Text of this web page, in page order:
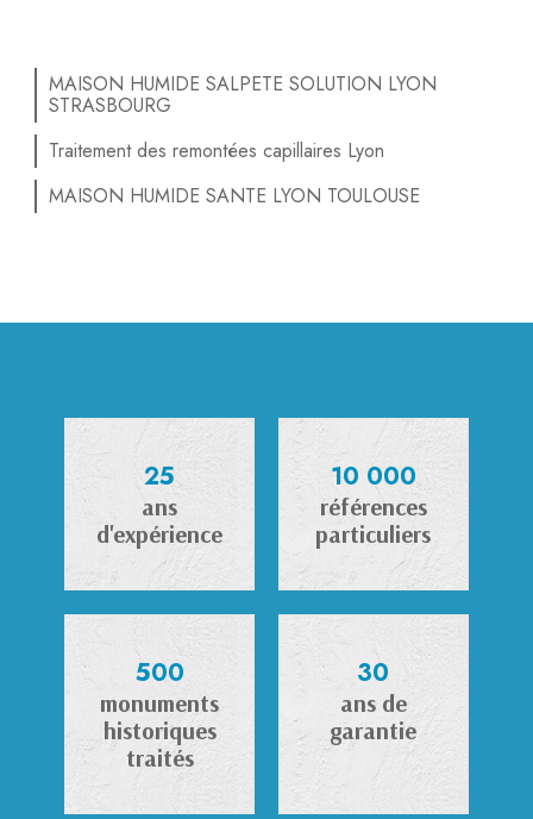
MAISON HUMIDE SALPETE SOLUTION LYON
STRASBOURG
Traitement des remontées capillaires Lyon
MAISON HUMIDE SANTE LYON TOULOUSE
25
ans
d'expérience
10 000
références
particuliers
500
monuments
historiques
traités
30
ans de
garantie